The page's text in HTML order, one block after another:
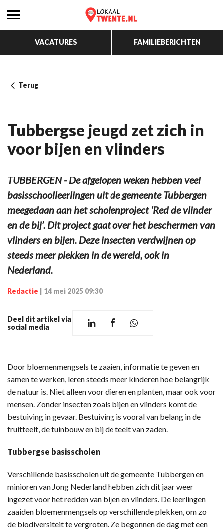
VACATURES FAMILIEBERICHTEN
Terug
Tubbergse jeugd zet zich in
voor bijen en vlinders
TUBBERGEN - De afgelopen weken hebben veel
basisschoolleerlingen uit de gemeente Tubbergen
meegedaan aan het scholenproject ‘Red de vlinder
en de bij’. Dit project gaat over het beschermen van
vlinders en bijen. Deze insecten verdwijnen op
steeds meer plekken in de wereld, ook in
Nederland.
Redactie 14 mei 2025 09:30
Deel dit artikel via
social media
Door bloemenmengsels te zaaien, informatie te geven en
samen te werken, leren steeds meer kinderen hoe belangrijk
de natuur is. Niet alleen voor dieren en planten, maar ook voor
mensen. Zonder insecten zoals bijen en vlinders komt de
bestuiving in gevaar. Bestuiving is vooral van belang in de
fruitteelt, de tuinbouw en bij de teelt van zaden.
Tubbergse basisscholen
Verschillende basisscholen uit de gemeente Tubbergen en
minioren van Jong Nederland hebben zich dit jaar weer
ingezet voor het redden van bijen en vlinders. De leerlingen
zaaiden bloemenmengsels op verschillende plekken, om zo
de biodiversiteit te vergroten. Ze begonnen de dag met een